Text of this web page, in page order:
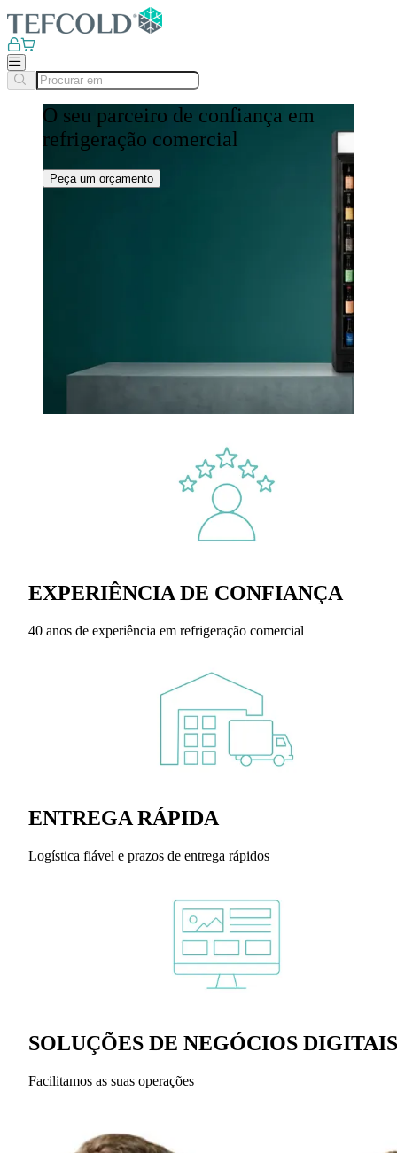
O seu parceiro de confiança em
refrigeração comercial
Peça um orçamento
EXPERIÊNCIA DE CONFIANÇA
40 anos de experiência em refrigeração comercial
ENTREGA RÁPIDA
Logística fiável e prazos de entrega rápidos
SOLUÇÕES DE NEGÓCIOS DIGITAIS
Facilitamos as suas operações